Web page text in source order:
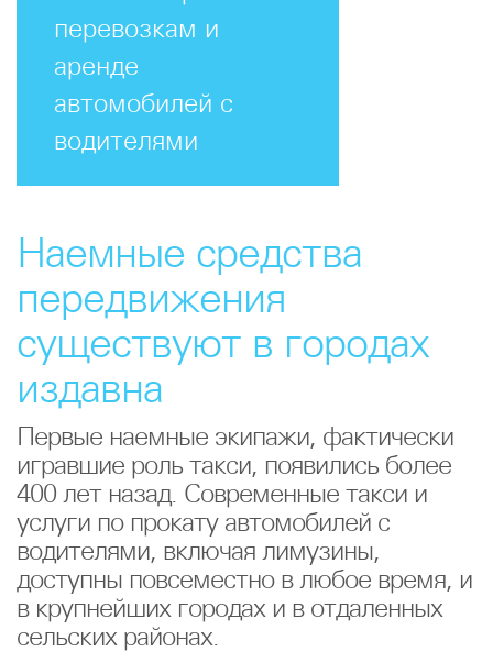
перевозкам и
аренде
автомобилей с
водителями
Наемные средства
передвижения
существуют в городах
издавна
Первые наемные экипажи, фактически
игравшие роль такси, появились более
400 лет назад. Современные такси и
услуги по прокату автомобилей с
водителями, включая лимузины,
доступны повсеместно в любое время, и
в крупнейших городах и в отдаленных
сельских районах.